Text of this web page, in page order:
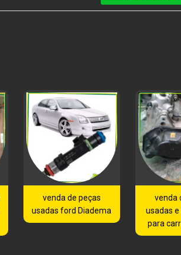
venda de peças
usadas ford Diadema
venda
usadas
para